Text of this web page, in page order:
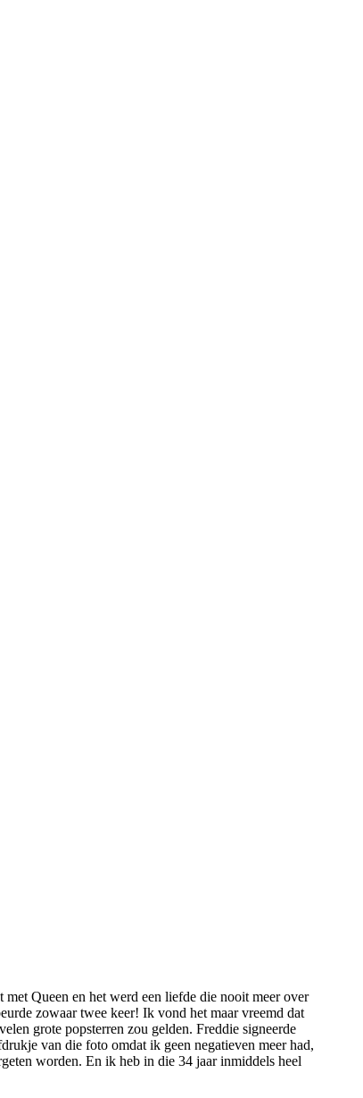
Queen en het werd een liefde die nooit meer over
zowaar twee keer! Ik vond het maar vreemd dat
grote popsterren zou gelden. Freddie signeerde
van die foto omdat ik geen negatieven meer had,
worden. En ik heb in die 34 jaar inmiddels heel